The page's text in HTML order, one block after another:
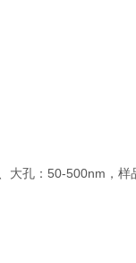
孔：50-500nm，样